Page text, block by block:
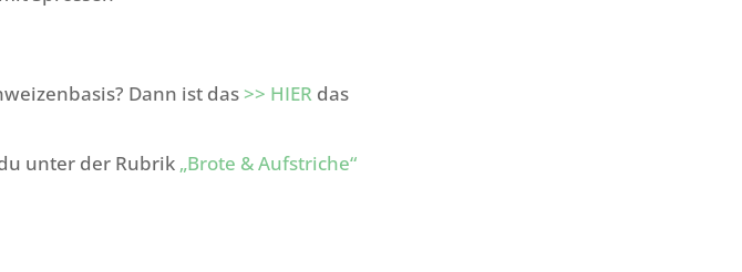
Dann ist das >> HIER das
unter der Rubrik „Brote & Aufstriche“